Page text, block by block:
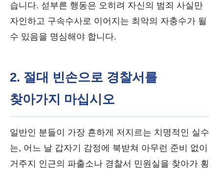
습니다. 섣부른 행동은 오히려 자신의 범죄 사실만
자인하고 구속수사로 이어지는 최악의 자충수가 될
수 있음을 명심해야 합니다.
2. 절대 빈손으로 경찰서를
찾아가지 마십시오
일반인 분들이 가장 흔하게 저지르는 치명적인 실수
는, 어느 날 갑자기 감정에 북받쳐 아무런 준비 없이
거주지 인근의 파출소나 경찰서 민원실을 찾아가 횡